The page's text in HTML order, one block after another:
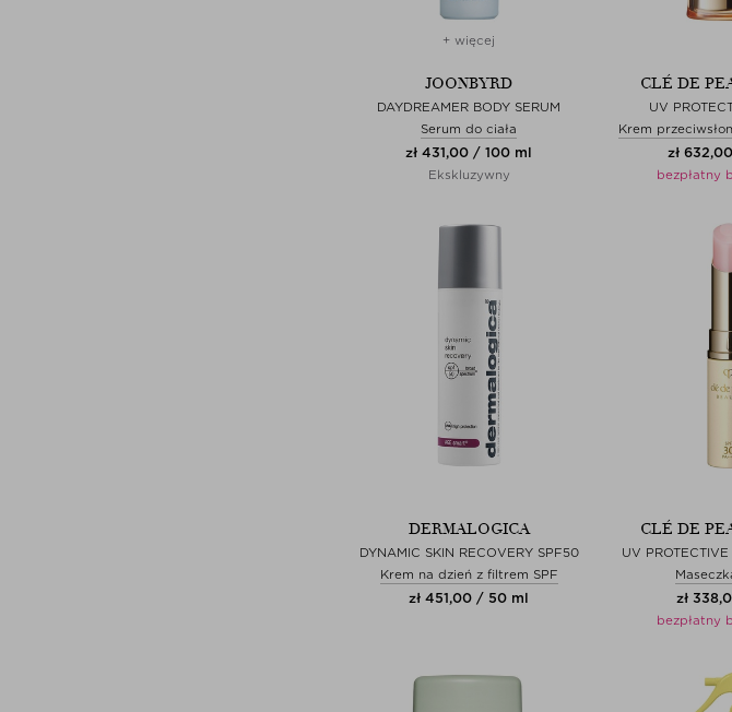
+ więcej
JOONBYRD
DAYDREAMER BODY SERUM
Serum do ciała
zł 431,00 / 100 ml
Ekskluzywny
CLÉ DE
UV
Krem
zł
bezpłatny
DERMALOGICA
DYNAMIC SKIN RECOVERY SPF50
Krem na dzień z filtrem SPF
zł 451,00 / 50 ml
CLÉ DE
UV
zł
bezpłatny